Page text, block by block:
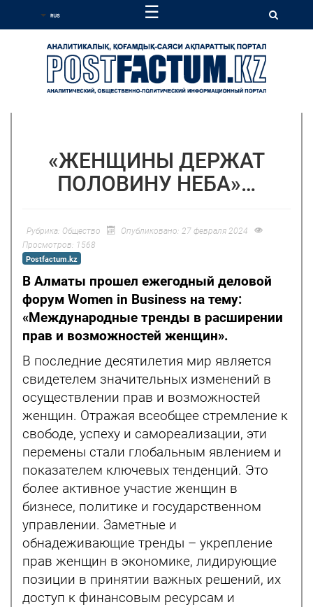
☰
«ЖЕНЩИНЫ ДЕРЖАТ
ПОЛОВИНУ НЕБА»…
Рубрика: Общество
Опубликовано: 27 февраля 2024
Просмотров: 1568
Postfactum.kz
В Алматы прошел ежегодный деловой
форум Women in Business на тему:
«Международные тренды в расширении
прав и возможностей женщин».
В последние десятилетия мир является
свидетелем значительных изменений в
осуществлении прав и возможностей
женщин. Отражая всеобщее стремление к
свободе, успеху и самореализации, эти
перемены стали глобальным явлением и
показателем ключевых тенденций. Это
более активное участие женщин в
бизнесе, политике и государственном
управлении. Заметные и
обнадеживающие тренды – укрепление
прав женщин в экономике, лидирующие
позиции в принятии важных решений, их
доступ к финансовым ресурсам и